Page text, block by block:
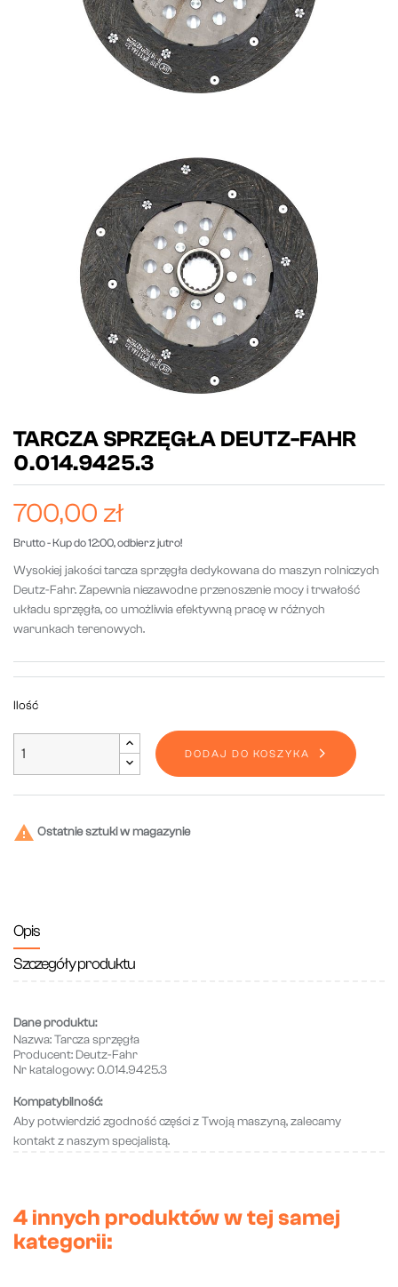
TARCZA SPRZĘGŁA DEUTZ-FAHR
0.014.9425.3
700,00 zł
Brutto- Kup do 12:00, odbierz jutro!
Wysokiej jakości tarcza sprzęgła dedykowana do maszyn rolniczych
Deutz-Fahr. Zapewnia niezawodne przenoszenie mocy i trwałość
układu sprzęgła, co umożliwia efektywną pracę w różnych
warunkach terenowych.
Ilość
DODAJ DO KOSZYKA
 Ostatnie sztuki w magazynie
Opis
Szczegóły produktu
Dane produktu:
Nazwa:Tarcza sprzęgła
Producent: Deutz-Fahr
Nr katalogowy:0.014.9425.3
Kompatybilność:
Aby potwierdzić zgodność części z Twoją maszyną, zalecamy
kontakt z naszym specjalistą.
4 innych produktów w tej samej
kategorii: